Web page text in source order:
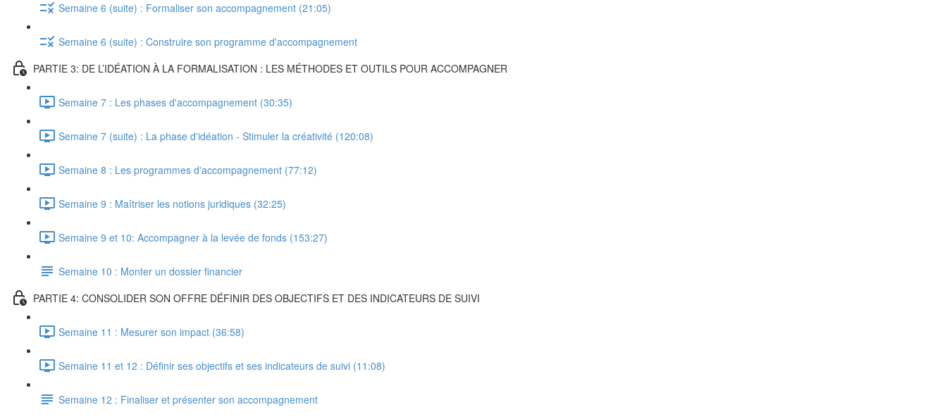
Semaine 6 (suite) : Formaliser son accompagnement (21:05)
Semaine 6 (suite) : Construire son programme d'accompagnement
PARTIE 3: DE L’IDÉATION À LA FORMALISATION : LES MÉTHODES ET OUTILS POUR ACCOMPAGNER
Semaine 7 : Les phases d'accompagnement (30:35)
Semaine 7 (suite) : La phase d'idéation - Stimuler la créativité (120:08)
Semaine 8 : Les programmes d'accompagnement (77:12)
Semaine 9 : Maîtriser les notions juridiques (32:25)
Semaine 9 et 10: Accompagner à la levée de fonds (153:27)
Semaine 10 : Monter un dossier financier
PARTIE 4: CONSOLIDER SON OFFRE DÉFINIR DES OBJECTIFS ET DES INDICATEURS DE SUIVI
Semaine 11 : Mesurer son impact (36:58)
Semaine 11 et 12 : Définir ses objectifs et ses indicateurs de suivi (11:08)
Semaine 12 : Finaliser et présenter son accompagnement